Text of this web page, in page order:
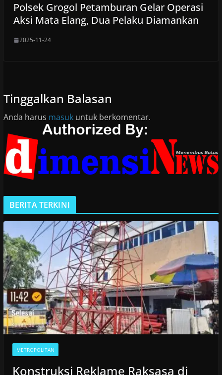
Polsek Grogol Petamburan Gelar Operasi
Aksi Mata Elang, Dua Pelaku Diamankan
2025-11-24
Tinggalkan Balasan
Anda harus masukuntuk berkomentar.
BERITA TERKINI
METROPOLITAN
Konstruksi Reklame Raksasa di